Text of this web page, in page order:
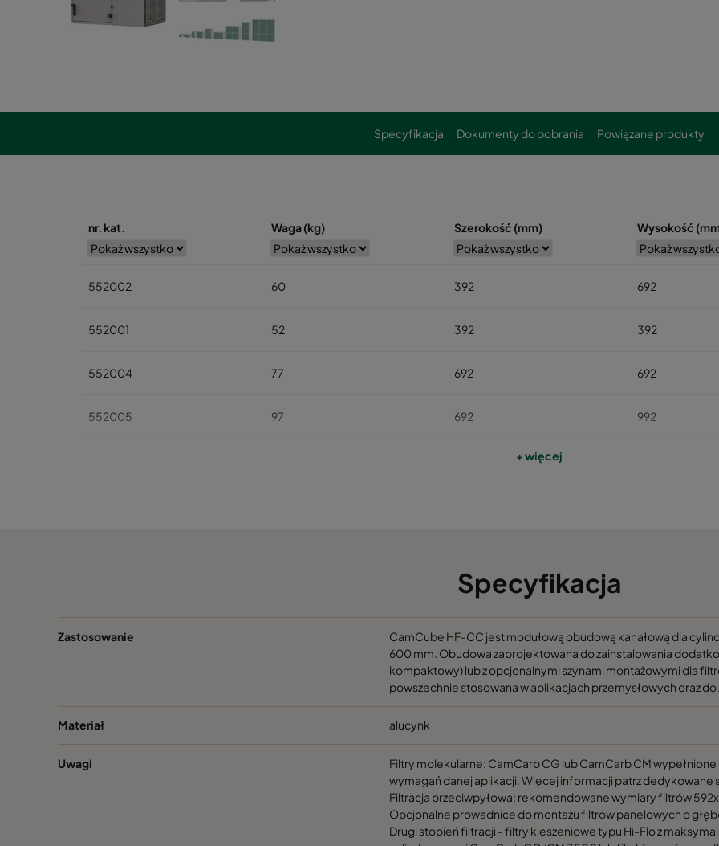
Specyfikacja Dokumenty do pobrania Powiązane produkty
nr. kat. Waga (kg) Szerokość (mm) Wysokość
552002 60 392 692
552001 52 392 392
552004 77 692 692
552005 97 692 992
1292
552015 1292 992
1292 1292
552018
552021 1592 1292
1592 1892
+ więcej
Specyfikacja
Zastosowanie
CamCube HF-CC jest modułową obudową kanałową dla
600 mm. Obudowa zaprojektowana do zainstalowania
kompaktowy) lub z opcjonalnymi szynami montażowymi dla
powszechnie stosowana w aplikacjach przemysłowych oraz
Materiał alucynk
Uwagi
Filtry molekularne: CamCarb CG lub CamCarb CM
wymagań danej aplikacji. Więcej informacji patrz
Filtracja przeciwpyłowa: rekomendowane wymiary filtrów
Opcjonalne prowadnice do montażu filtrów panelowych o
Drugi stopień filtracji - filtry kieszeniowe typu Hi-Flo z